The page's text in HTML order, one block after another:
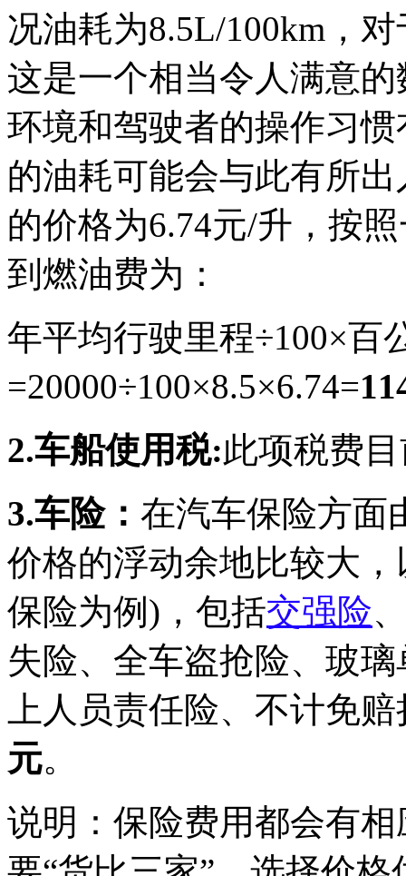
况油耗为8.5L/100km，
这是一个相当令人满意
环境和驾驶者的操作习
的油耗可能会与此有所
的价格为6.74元/升，按
到燃油费为：
年平均行驶里程÷100×百
=20000÷100×8.5×6.74=
2.车船使用税:此项税费
3.车险： 在汽车保险方面
价格的浮动余地比较大，
保险为例)，包括交强险
失险、全车盗抢险、玻
上人员责任险、不计免
元。
说明：保险费用都会有相